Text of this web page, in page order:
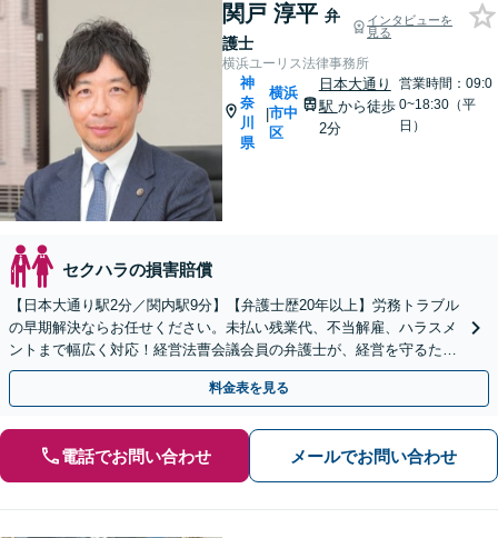
関戸 淳平 弁
護士
インタビューを
見る
横浜ユーリス法律事務所
神
奈
川
県
|
横浜
市中
区
日本大通り
駅 から徒歩
2分
営業時間：09:0
0~18:30（平
日）
セクハラの損害賠償
【日本大通り駅2分／関内駅9分】【弁護士歴20年以上】労務トラブル
の早期解決ならお任せください。未払い残業代、不当解雇、ハラスメ
ントまで幅広く対応！経営法曹会議会員の弁護士が、経営を守るため
の法的戦略を提案します【夜間や休日相談も対応可能】
料金表を見る
電話でお問い合わせ メールでお問い合わせ